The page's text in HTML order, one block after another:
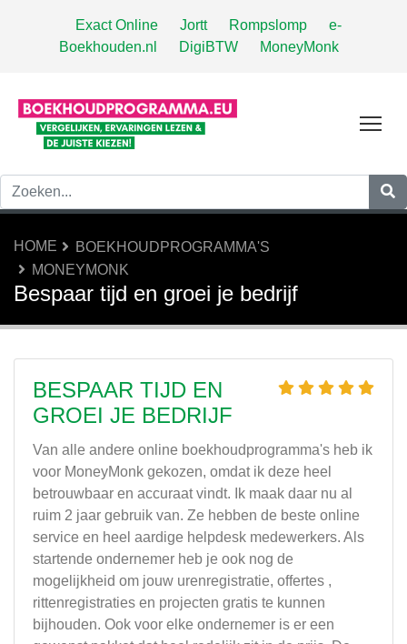
Exact Online Jortt Rompslomp
e-
Boekhouden.nl
DigiBTW MoneyMonk
HOME
BOEKHOUDPROGRAMMA'S
MONEYMONK
Bespaar tijd en groei je bedrijf
BESPAAR TIJD EN
GROEI JE BEDRIJF
Van alle andere online boekhoudprogramma's heb ik
voor MoneyMonk gekozen, omdat ik deze heel
betrouwbaar en accuraat vindt. Ik maak daar nu al
ruim 2 jaar gebruik van. Ze hebben de beste online
service en heel aardige helpdesk medewerkers. Als
startende ondernemer heb je ook nog de
mogelijkheid om jouw urenregistratie, offertes ,
rittenregistraties en projecten gratis te kunnen
bijhouden. Ook voor elke ondernemer is er een